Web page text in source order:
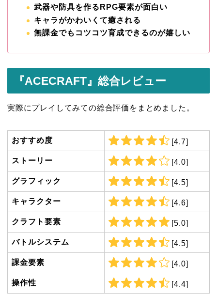
武器や防具を作るRPG要素が面白い
キャラがかわいくて癒される
無課金でもコツコツ育成できるのが嬉しい
『ACECRAFT』総合レビュー
実際にプレイしてみての総合評価をまとめました。
おすすめ度 [4.7]
ストーリー [4.0]
グラフィック [4.5]
キャラクター [4.6]
クラフト要素 [5.0]
バトルシステム [4.5]
課金要素 [4.0]
操作性 [4.4]